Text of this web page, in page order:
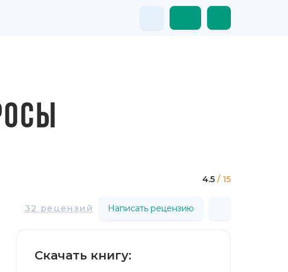
4.5 / 15
32 рецензий Написать рецензию
Скачать книгу: